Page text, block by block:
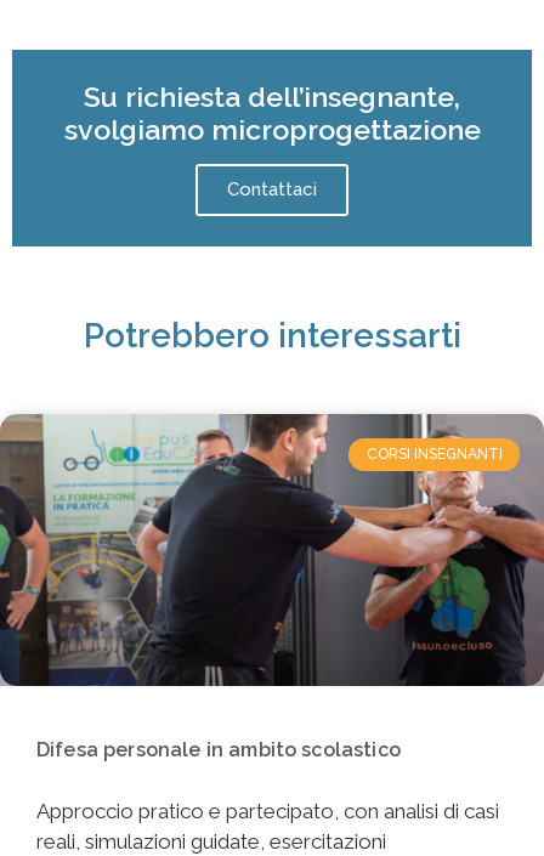
Su richiesta dell’insegnante,
svolgiamo microprogettazione
Contattaci
Potrebbero interessarti
CORSI INSEGNANTI
Difesa personale in ambito scolastico
Approccio pratico e partecipato, con analisi di casi
reali, simulazioni guidate, esercitazioni